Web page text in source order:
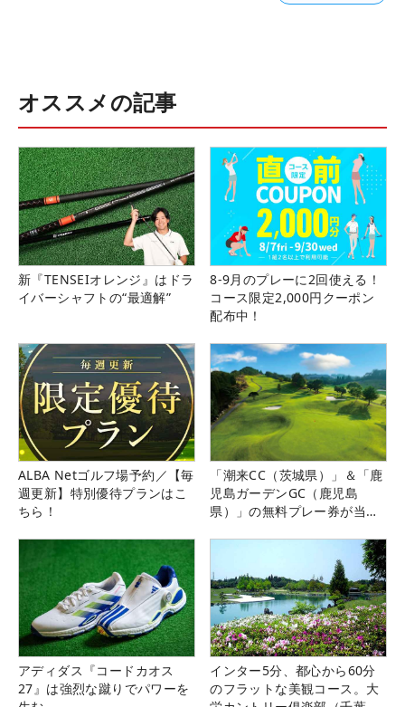
オススメの記事
新『TENSEIオレンジ』はドラ
イバーシャフトの“最適解”
8-9月のプレーに2回使える！
コース限定2,000円クーポン
配布中！
ALBA Netゴルフ場予約／【毎
週更新】特別優待プランはこ
ちら！
「潮来CC（茨城県）」＆「鹿
児島ガーデンGC（鹿児島
県）」の無料プレー券が当た
アディダス『コードカオス
27』は強烈な蹴りでパワーを
インター5分、都心から60分
のフラットな美観コース。大